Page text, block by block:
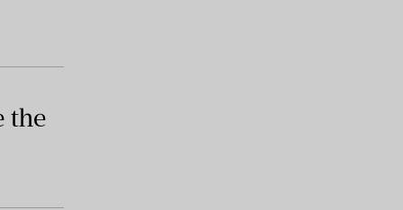
the